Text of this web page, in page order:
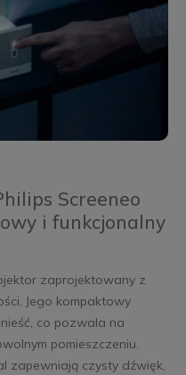
Screeneo
i funkcjonalny
zaprojektowany z
Jego kompaktowy
co pozwala na
pomieszczeniu.
zapewniają czysty dźwięk,